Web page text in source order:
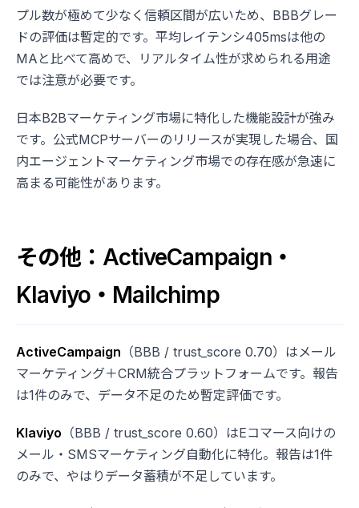
プル数が極めて少なく信頼区間が広いため、BBBグレー
ドの評価は暫定的です。平均レイテンシ405msは他の
MAと比べて高めで、リアルタイム性が求められる用途
では注意が必要です。
日本B2Bマーケティング市場に特化した機能設計が強み
です。公式MCPサーバーのリリースが実現した場合、国
内エージェントマーケティング市場での存在感が急速に
高まる可能性があります。
その他：ActiveCampaign・
Klaviyo・Mailchimp
ActiveCampaign （BBB / trust_score 0.70）はメール
マーケティング＋CRM統合プラットフォームです。報告
は1件のみで、データ不足のため暫定評価です。
Klaviyo （BBB / trust_score 0.60）はEコマース向けの
メール・SMSマーケティング自動化に特化。報告は1件
のみで、やはりデータ蓄積が不足しています。